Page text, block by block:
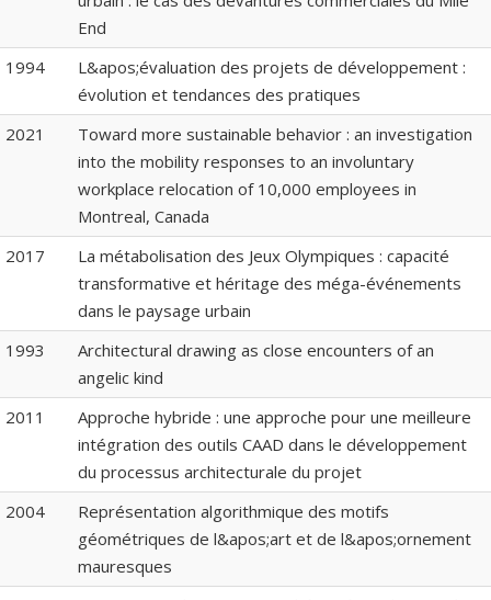
End
1994
L&apos;évaluation des projets de développement :
évolution et tendances des pratiques
2021
Toward more sustainable behavior : an investigation
into the mobility responses to an involuntary
workplace relocation of 10,000 employees in
Montreal, Canada
2017
La métabolisation des Jeux Olympiques : capacité
transformative et héritage des méga-événements
dans le paysage urbain
1993
Architectural drawing as close encounters of an
angelic kind
2011
Approche hybride : une approche pour une meilleure
intégration des outils CAAD dans le développement
du processus architecturale du projet
2004
Représentation algorithmique des motifs
géométriques de l&apos;art et de l&apos;ornement
mauresques